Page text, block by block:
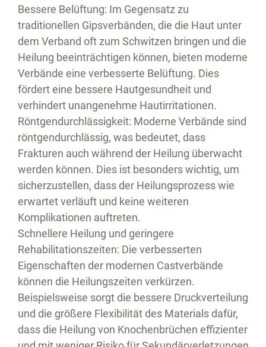
Bessere Belüftung: Im Gegensatz zu
traditionellen Gipsverbänden, die die Haut unter
dem Verband oft zum Schwitzen bringen und die
Heilung beeinträchtigen können, bieten moderne
Verbände eine verbesserte Belüftung. Dies
fördert eine bessere Hautgesundheit und
verhindert unangenehme Hautirritationen.
Röntgendurchlässigkeit: Moderne Verbände sind
röntgendurchlässig, was bedeutet, dass
Frakturen auch während der Heilung überwacht
werden können. Dies ist besonders wichtig, um
sicherzustellen, dass der Heilungsprozess wie
erwartet verläuft und keine weiteren
Komplikationen auftreten.
Schnellere Heilung und geringere
Rehabilitationszeiten: Die verbesserten
Eigenschaften der modernen Castverbände
können die Heilungszeiten verkürzen.
Beispielsweise sorgt die bessere Druckverteilung
und die größere Flexibilität des Materials dafür,
dass die Heilung von Knochenbrüchen effizienter